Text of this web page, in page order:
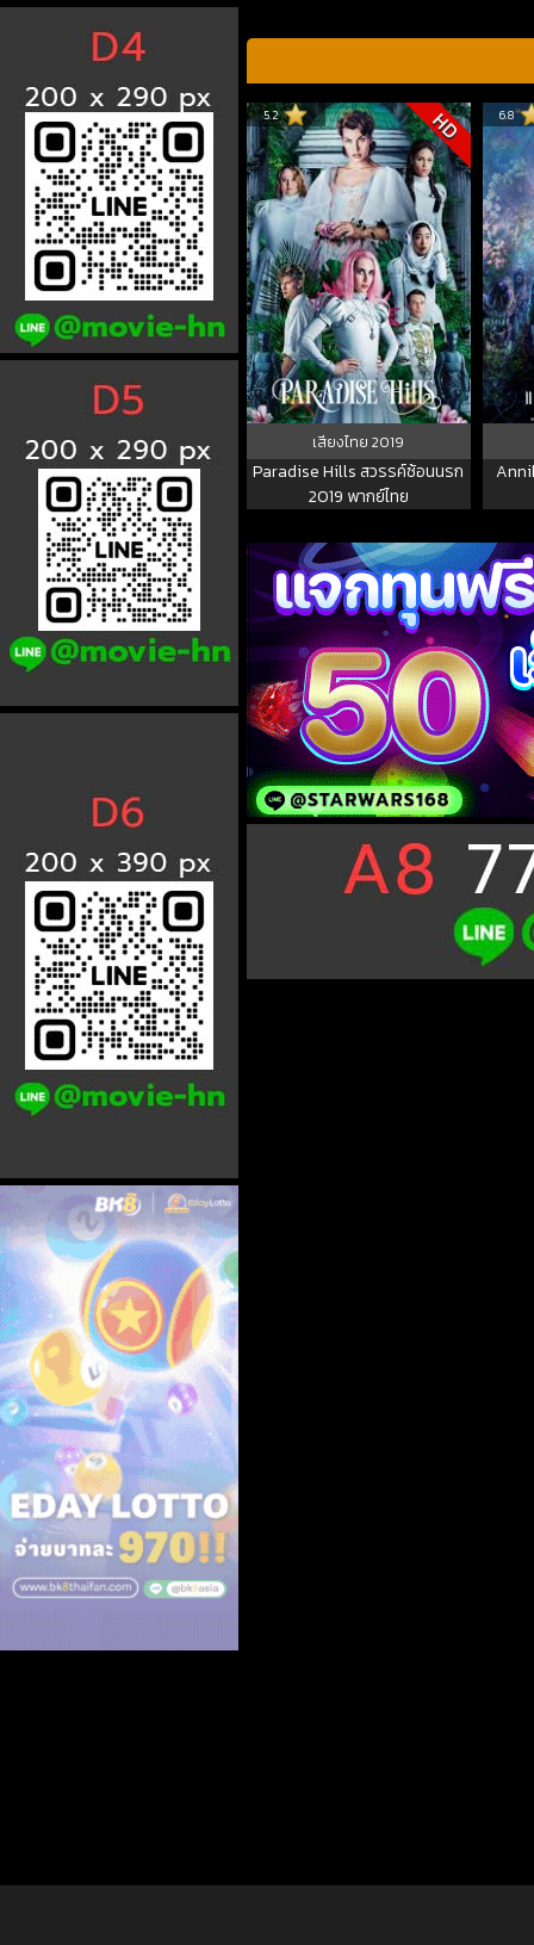
5.2 HD
เสียงไทย2019
Paradise Hills สวรรค์ซ้อนนรก
2019 พากย์ไทย
6.8